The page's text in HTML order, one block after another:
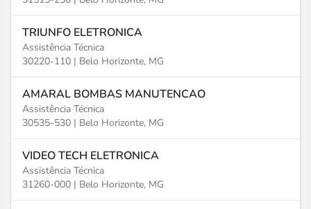
TRIUNFO ELETRONICA
Assistência Técnica
30220-110 | Belo Horizonte, MG
AMARAL BOMBAS MANUTENCAO
Assistência Técnica
30535-530 | Belo Horizonte, MG
VIDEO TECH ELETRONICA
Assistência Técnica
31260-000 | Belo Horizonte, MG